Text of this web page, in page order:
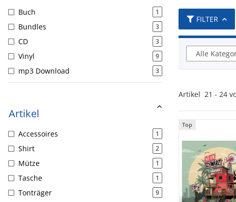
FILTER
Alle
Artikel 21 - 24
Top
Buch 1
Bundles 3
CD 3
Vinyl 9
mp3 Download 3
Artikel
Accessoires 1
Shirt 2
Mütze 1
Tasche 1
Tonträger 9